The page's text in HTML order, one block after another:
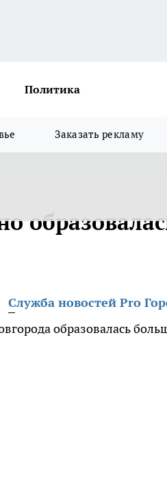
Политика
Заказать рекламу
Служба новостей Pro
образовалась